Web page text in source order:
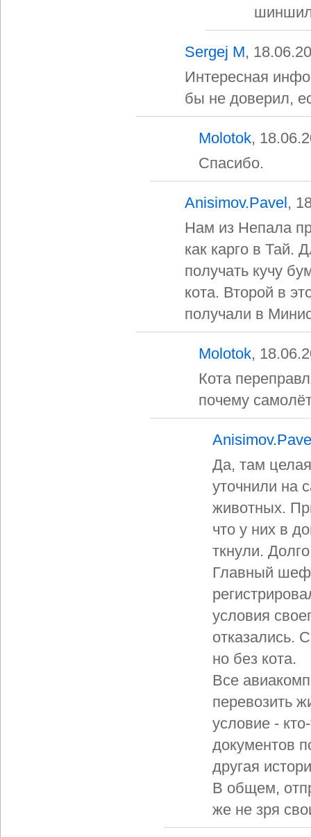
Sergej M,
Интересная
бы не доверил,
Molotok,
Спасибо.
Anisimov.Pavel,
Нам из Непала
как карго в Тай.
получать кучу
кота. Второй в
получали в
Molotok,
Кота
почему
Да, там
уточнили на
животных.
что у них в
ткнули.
Главный шеф
условия
отказались.
но без кота.
Все
перевозить
условие -
документов
другая
В общем,
же не зря